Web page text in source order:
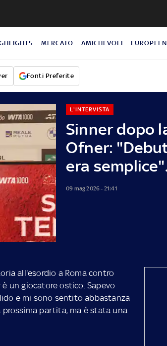
MERCATO AMICHEVOLI EUROPEI
Fonti Preferite
Sinner dopo
Ofner:
era
L'INTERVISTA
09 mag 2026 - 21:41
all'esordio a Roma contro
un giocatore ostico. Sapevo
e mi sono sentito abbastanza
prossima partita, ma è stata una